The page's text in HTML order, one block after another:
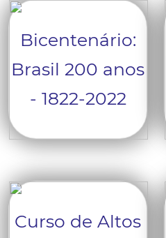
Bicentenário:
Brasil 200 anos
- 1822-2022
Curso de Altos